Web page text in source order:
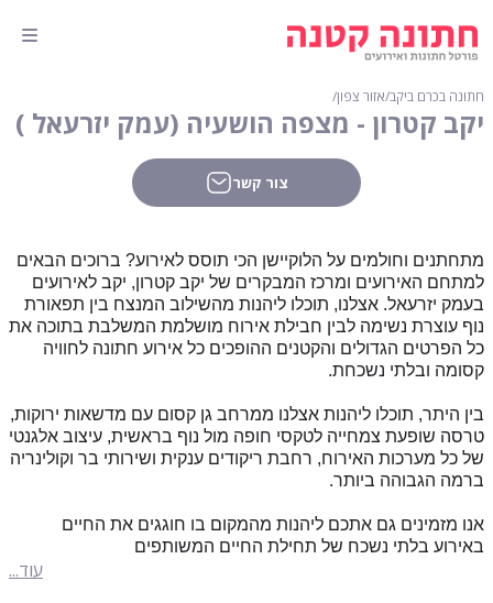
חתונה בכרם ביקב∕אזור צפון∕
יקב קטרון - מצפה הושעיה (עמק יזרעאל )
צור קשר
מתחתנים וחולמים על הלוקיישן הכי תוסס לאירוע? ברוכים הבאים
למתחם האירועים ומרכז המבקרים של יקב קטרון, יקב לאירועים
בעמק יזרעאל. אצלנו, תוכלו ליהנות מהשילוב המנצח בין תפאורת
נוף עוצרת נשימה לבין חבילת אירוח מושלמת המשלבת בתוכה את
כל הפרטים הגדולים והקטנים ההופכים כל אירוע חתונה לחוויה
קסומה ובלתי נשכחת.
בין היתר, תוכלו ליהנות אצלנו ממרחב גן קסום עם מדשאות ירוקות,
טרסה שופעת צמחייה לטקסי חופה מול נוף בראשית, עיצוב אלגנטי
של כל מערכות האירוח, רחבת ריקודים ענקית ושירותי בר וקולינריה
ברמה הגבוהה ביותר.
אנו מזמינים גם אתכם ליהנות מהמקום בו חוגגים את החיים
באירוע בלתי נשכח של תחילת החיים המשותפים
עוד...